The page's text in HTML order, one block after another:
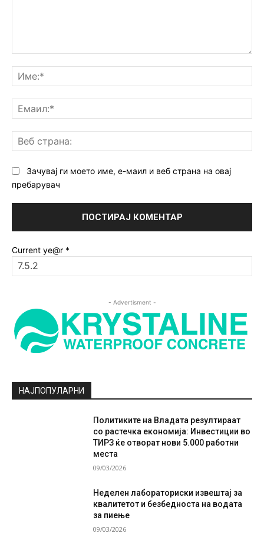
Зачувај ги моето име, е-маил и веб страна на овај
пребарувач
Current ye@r *
- Advertisment -
НАЈПОПУЛАРНИ
Политиките на Владата резултираат
со растечка економија: Инвестиции во
ТИРЗ ќе отворат нови 5.000 работни
места
09/03/2026
Неделен лабораториски извештај за
квалитетот и безбедноста на водата
за пиење
09/03/2026